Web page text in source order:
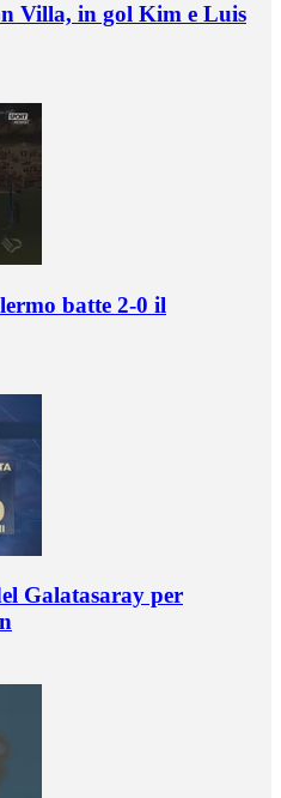
Villa, in gol Kim e Luis
batte 2-0 il
Galatasaray per